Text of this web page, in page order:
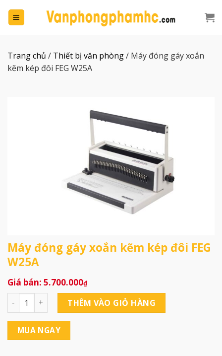
đến
Trang chủ / Thiết bị văn phòng/ Máy đóng gáy xoắn
kẽm kép đôi FEG W25A
Máy đóng gáy xoắn kẽm kép đôi FEG
W25A
5.700.000₫
Máy đóng gáy xoắn kẽm kép đôi FEG W25A số lượng
THÊM VÀO GIỎ HÀNG
MUA NGAY